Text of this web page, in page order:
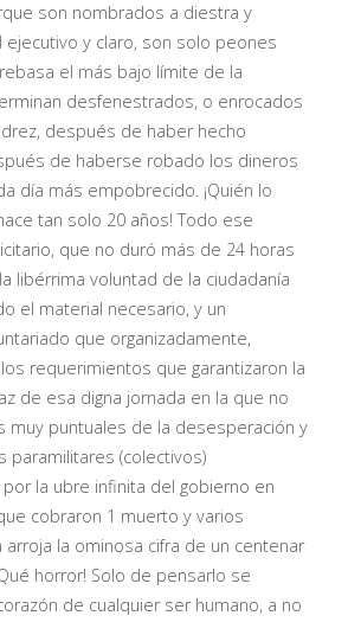
son nombrados a diestra y
ejecutivo y claro, son solo peones
el más bajo límite de la
desfenestrados, o enrocados
después de haber hecho
de haberse robado los dineros
día más empobrecido. ¡Quién lo
tan solo 20 años! Todo ese
que no duró más de 24 horas
libérrima voluntad de la ciudadanía
el material necesario, y un
que organizadamente,
requerimientos que garantizaron la
de esa digna jornada en la que no
muy puntuales de la desesperación y
paramilitares (colectivos)
la ubre infinita del gobierno en
cobraron 1 muerto y varios
arroja la ominosa cifra de un centenar
horror! Solo de pensarlo se
de cualquier ser humano, a no